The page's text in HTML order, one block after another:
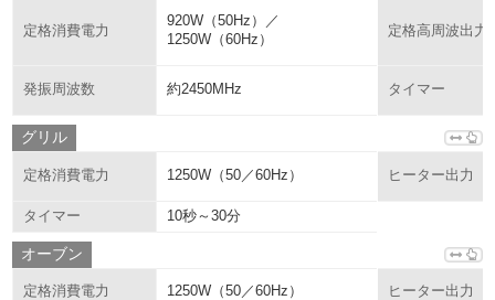
定格消費電力
920W（50Hz）／
1250W（60Hz）
定格高周波出力
発振周波数 約2450MHz タイマー
グリル
定格消費電力 1250W（50／60Hz） ヒーター出力
タイマー 10秒～30分
オーブン
定格消費電力 1250W（50／60Hz） ヒーター出力